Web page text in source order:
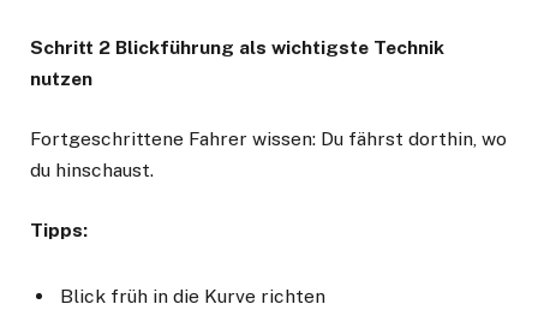
Schritt 2 Blickführung als wichtigste Technik
nutzen
Fortgeschrittene Fahrer wissen: Du fährst dorthin, wo
du hinschaust.
Tipps:
Blick früh in die Kurve richten